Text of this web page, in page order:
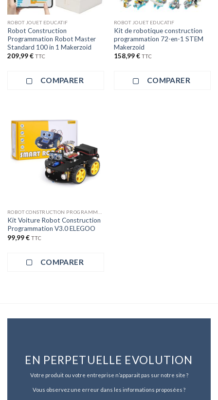
ROBOT JOUET EDUCATIF
Robot Construction
Programmation Robot Master
Standard 100 in 1 Makerzoid
209,99€ TTC
COMPARER
ROBOT JOUET EDUCATIF
Kit de robotique construction
programmation 72-en-1 STEM
Makerzoid
158,99€ TTC
COMPARER
ROBOT CONSTRUCTION PROGRAMMATION
Kit Voiture Robot Construction
Programmation V3.0 ELEGOO
99,99€ TTC
COMPARER
EN PERPETUELLE EVOLUTION
Votre produit ou votre entreprise n’apparait pas sur notre site ?
Vous observez une erreur dans les informations proposées ?